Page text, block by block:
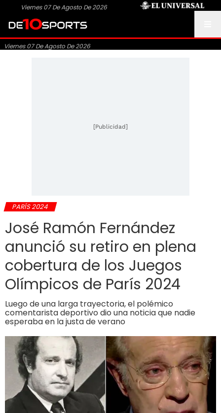
Viernes 07 De Agosto De 2026
Viernes 07 De Agosto De 2026
[Publicidad]
PARÍS 2024
José Ramón Fernández
anunció su retiro en plena
cobertura de los Juegos
Olímpicos de París 2024
Luego de una larga trayectoria, el polémico
comentarista deportivo dio una noticia que nadie
esperaba en la justa de verano